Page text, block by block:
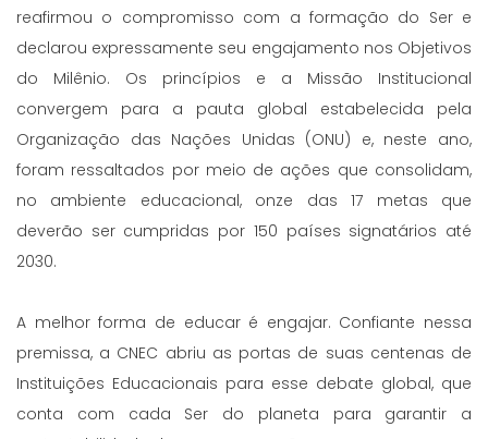
reafirmou o compromisso com a formação do Ser e
declarou expressamente seu engajamento nos Objetivos
do Milênio. Os princípios e a Missão Institucional
convergem para a pauta global estabelecida pela
Organização das Nações Unidas (ONU) e, neste ano,
foram ressaltados por meio de ações que consolidam,
no ambiente educacional, onze das 17 metas que
deverão ser cumpridas por 150 países signatários até
2030.
A melhor forma de educar é engajar. Confiante nessa
premissa, a CNEC abriu as portas de suas centenas de
Instituições Educacionais para esse debate global, que
conta com cada Ser do planeta para garantir a